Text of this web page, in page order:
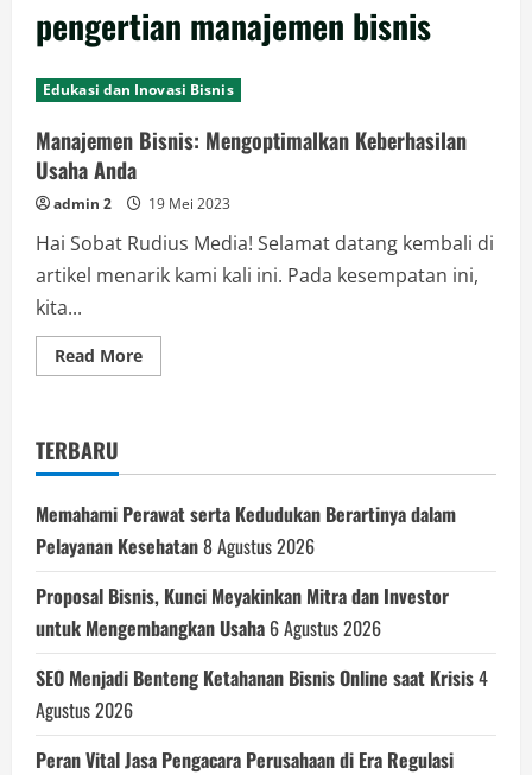
pengertian manajemen bisnis
Edukasi dan Inovasi Bisnis
Manajemen Bisnis: Mengoptimalkan Keberhasilan
Usaha Anda
admin 2 19 Mei 2023
Hai Sobat Rudius Media! Selamat datang kembali di
artikel menarik kami kali ini. Pada kesempatan ini,
kita...
Read MoreRead
more
Usaha
TERBARU
Memahami Perawat serta Kedudukan Berartinya dalam
Pelayanan Kesehatan8 Agustus 2026
Proposal Bisnis, Kunci Meyakinkan Mitra dan Investor
untuk Mengembangkan Usaha 6 Agustus 2026
SEO Menjadi Benteng Ketahanan Bisnis Online saat Krisis4
Agustus 2026
Peran Vital Jasa Pengacara Perusahaan di Era Regulasi